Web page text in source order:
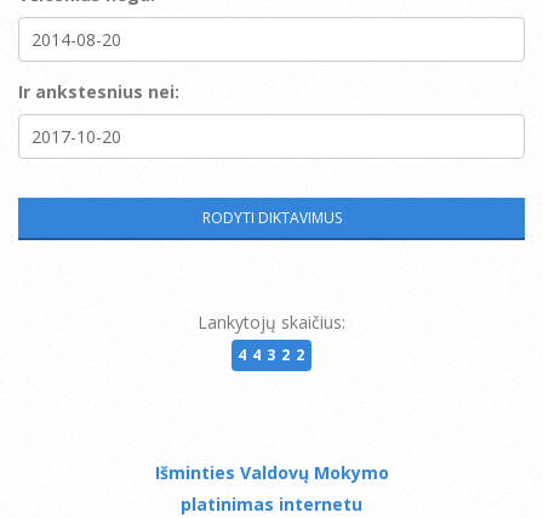
Ir ankstesnius nei:
Lankytojų skaičius:
44322
Išminties Valdovų Mokymo
platinimas internetu